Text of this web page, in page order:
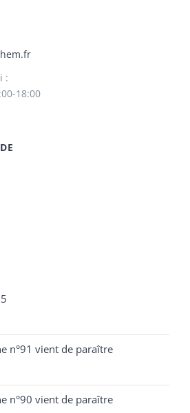
:
18:00
n°91 vient de paraître
n°90 vient de paraître